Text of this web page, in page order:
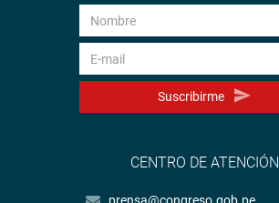
Suscribirme
CENTRO DE ATENCIÓN